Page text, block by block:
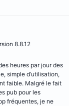
8.8.12
heures par jour des
simple d’utilisation,
faible. Malgré le fait
pub pour les
fréquentes, je ne